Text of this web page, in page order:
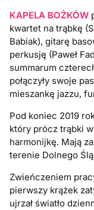
KAPELA BOŻKÓW
kwartet na trąbkę
Babiak), gitarę
perkusję (Paweł
summarum
połączyły swoje
mieszankę jazzu,
Pod koniec 2019
który prócz trąbki
harmonijkę. Mają
terenie Dolnego
Zwieńczeniem
pierwszy krążek
ujrzał światło